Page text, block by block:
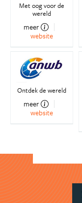
Met oog voor de
wereld
meer
website
Ontdek de wereld
meer
website